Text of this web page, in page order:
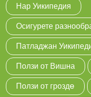
Нар Уикипедия
Осигурете
Патладжан
Ползи от Вишна
Ползи от гроздe